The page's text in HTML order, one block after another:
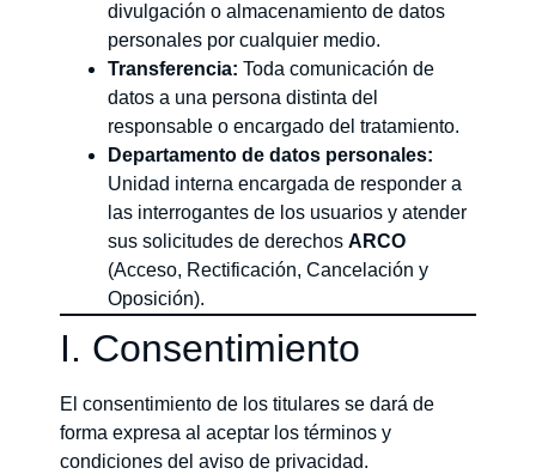
divulgación o almacenamiento de datos
personales por cualquier medio.
Transferencia: Toda comunicación de
datos a una persona distinta del
responsable o encargado del tratamiento.
Departamento de datos personales:
Unidad interna encargada de responder a
las interrogantes de los usuarios y atender
sus solicitudes de derechos ARCO
(Acceso, Rectificación, Cancelación y
Oposición).
I. Consentimiento
El consentimiento de los titulares se dará de
forma expresa al aceptar los términos y
condiciones del aviso de privacidad.